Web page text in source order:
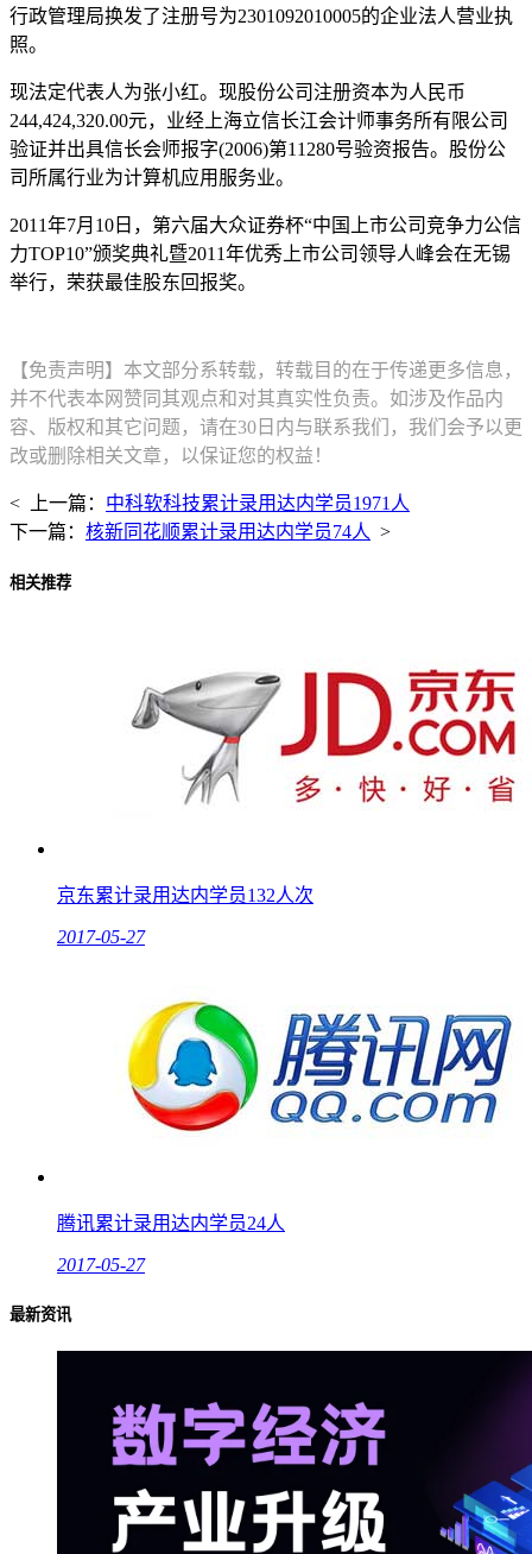
行政管理局换发了注册号为2301092010005的企业法人营业执
照。
现法定代表人为张小红。现股份公司注册资本为人民币
244,424,320.00元，业经上海立信长江会计师事务所有限公司
验证并出具信长会师报字(2006)第11280号验资报告。股份公
司所属行业为计算机应用服务业。
2011年7月10日，第六届大众证券杯“中国上市公司竞争力公信
力TOP10”颁奖典礼暨2011年优秀上市公司领导人峰会在无锡
举行，荣获最佳股东回报奖。
【免责声明】本文部分系转载，转载目的在于传递更多信息，
并不代表本网赞同其观点和对其真实性负责。如涉及作品内
容、版权和其它问题，请在30日内与联系我们，我们会予以更
改或删除相关文章，以保证您的权益！
< 上一篇： 中科软科技累计录用达内学员1971人
下一篇： 核新同花顺累计录用达内学员74人 >
相关推荐
京东累计录用达内学员132人次
2017-05-27
腾讯累计录用达内学员24人
2017-05-27
最新资讯